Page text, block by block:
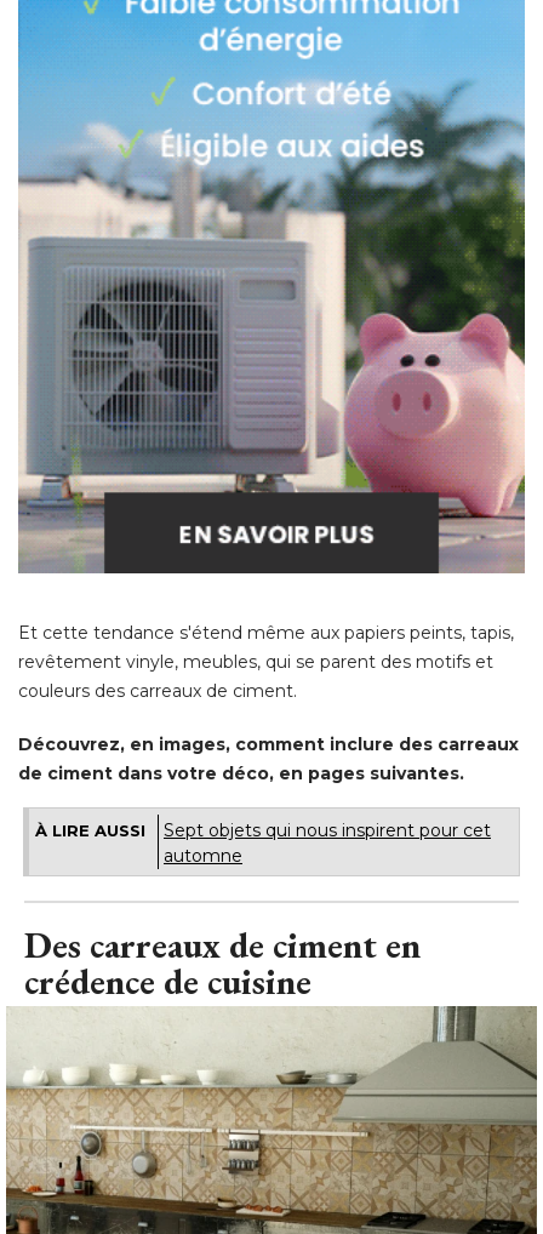
Et cette tendance s'étend même aux papiers peints, tapis,
revêtement vinyle, meubles, qui se parent des motifs et
couleurs des carreaux de ciment.
Découvrez, en images, comment inclure des carreaux
de ciment dans votre déco, en pages suivantes.
À LIRE AUSSI
Sept objets qui nous inspirent pour cet
automne
Des carreaux de ciment en
crédence de cuisine